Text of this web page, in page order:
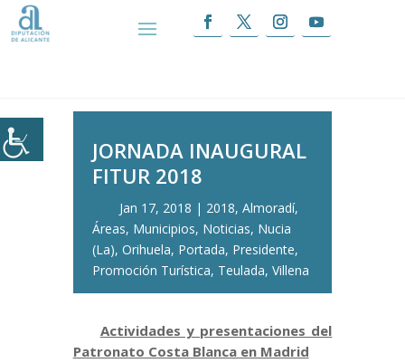
JORNADA INAUGURAL FITUR 2018
JORNADA INAUGURAL
FITUR 2018
Jan 17, 2018 2018, Almoradí,
Áreas, Municipios, Noticias, Nucia
(La), Orihuela, Portada, Presidente,
Promoción Turística, Teulada, Villena
Actividades y presentaciones del
Patronato Costa Blanca en Madrid